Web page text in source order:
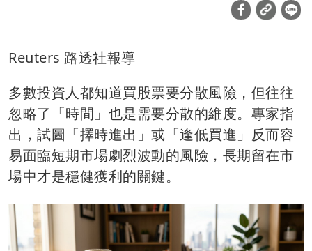
Reuters 路透社報導
多數投資人都知道買股票要分散風險，但往往
忽略了「時間」也是需要分散的維度。專家指
出，試圖「擇時進出」或「逢低買進」反而容
易面臨短期市場劇烈波動的風險，長期留在市
場中才是穩健獲利的關鍵。